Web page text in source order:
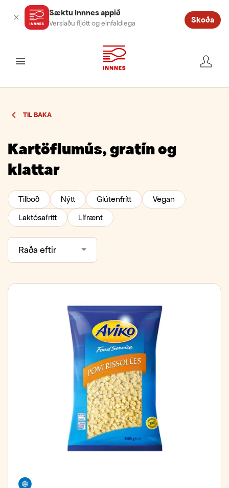
Sæktu Innnes appið
Verslaðu fljótt og einfaldlega Skoða
valmynd
TIL BAKA
Kartöflumús, gratín og
klattar
Tilboð Nýtt Glútenfrítt
Vegan
Laktósafrítt
Lífrænt
Raða eftir